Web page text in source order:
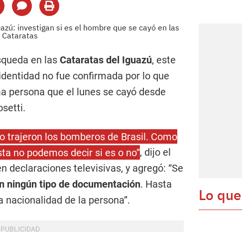
en las Cataratas del Iguazú, este
no fue confirmada por lo que
persona que el lunes se cayó desde
trajeron los bomberos de Brasil. Como
no podemos decir si es o no”, dijo el
declaraciones televisivas, y agregó: “Se
ningún tipo de documentación. Hasta
de la persona”.
Lo